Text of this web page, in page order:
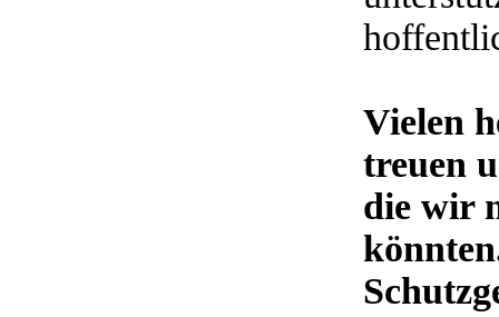
Vielen
treuen
die wir